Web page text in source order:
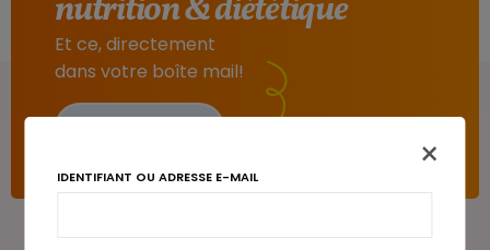
nutrition & diététique
Et ce, directement
dans votre boîte mail!
×
IDENTIFIANT OU ADRESSE E-MAIL